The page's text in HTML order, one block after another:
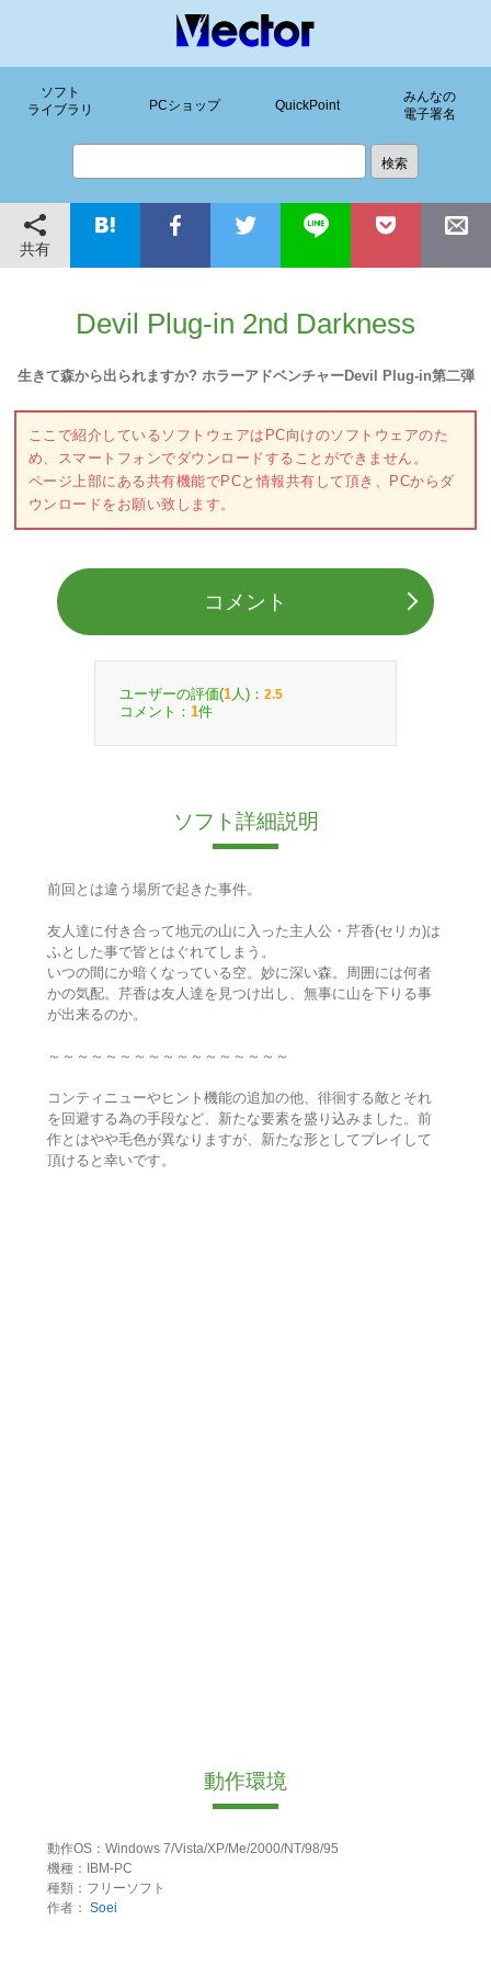
ソフト
ライブラリ
PCショップ QuickPoint
みんなの
電子署名
共有
Devil Plug-in 2nd Darkness
生きて森から出られますか? ホラーアドベンチャーDevil Plug-in第二弾
ここで紹介しているソフトウェアはPC向けのソフトウェアのた
め、スマートフォンでダウンロードすることができません。
ページ上部にある共有機能でPCと情報共有して頂き、PCからダ
ウンロードをお願い致します。
コメント
ユーザーの評価(1 人)： 2.5
コメント： 1件
ソフト詳細説明
前回とは違う場所で起きた事件。
友人達に付き合って地元の山に入った主人公・芹香(セリカ)は
ふとした事で皆とはぐれてしまう。
いつの間にか暗くなっている空。妙に深い森。周囲には何者
かの気配。芹香は友人達を見つけ出し、無事に山を下りる事
が出来るのか。
～～～～～～～～～～～～～～～～～
コンティニューやヒント機能の追加の他、徘徊する敵とそれ
を回避する為の手段など、新たな要素を盛り込みました。前
作とはやや毛色が異なりますが、新たな形としてプレイして
頂けると幸いです。
動作環境
動作OS：Windows 7/Vista/XP/Me/2000/NT/98/95
機種：IBM-PC
種類：フリーソフト
作者： Soei